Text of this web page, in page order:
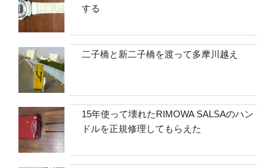
する
二子橋と新二子橋を渡って多摩川越え
15年使って壊れたRIMOWA SALSAのハン
ドルを正規修理してもらえた